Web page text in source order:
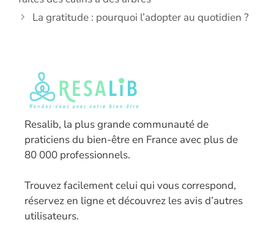
La gratitude : pourquoi l’adopter au quotidien ?
Resalib, la plus grande communauté de
praticiens du bien-être en France avec plus de
80 000 professionnels.
Trouvez facilement celui qui vous correspond,
réservez en ligne et découvrez les avis d’autres
utilisateurs.